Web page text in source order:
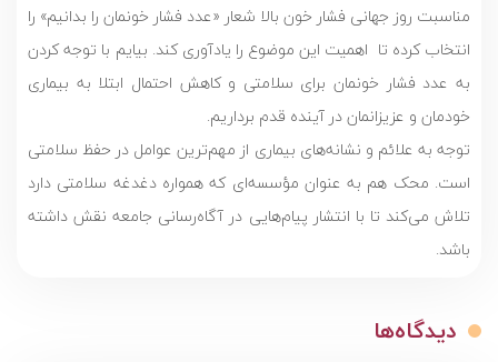
مناسبت روز جهانی فشار خون بالا شعار «عدد فشار خونمان را بدانیم» را
انتخاب کرده تا اهمیت این موضوع را یادآوری کند. بیایم با توجه کردن
به عدد فشار خونمان برای سلامتی و کاهش احتمال ابتلا به بیماری
خودمان و عزیزانمان در آینده قدم برداریم.
توجه به علائم و نشانه‌های بیماری از مهم‌ترین عوامل در حفظ سلامتی
است. محک هم به عنوان مؤسسه‌ای که همواره دغدغه سلامتی دارد
تلاش می‌کند تا با انتشار پیام‌هایی در آگاه‌رسانی جامعه نقش داشته
باشد.
دیدگاه‌ها